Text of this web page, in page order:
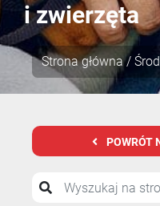
i zwierzęta
Strona główna/
POWRÓT